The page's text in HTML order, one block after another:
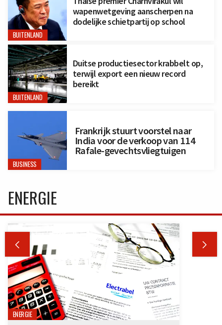
BUITENLAND
wapenwetgeving aanscherpen na
dodelijke schietpartij op school
BUITENLAND
Duitse productiesector krabbelt op,
terwijl export een nieuw record
bereikt
BUSINESS
Frankrijk stuurt voorstel naar
India voor de verkoop van 114
Rafale-gevechtsvliegtuigen
ENERGIE
 
ENERGIE